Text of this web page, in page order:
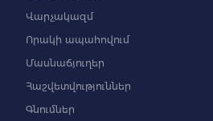
Վարչակազմ
Որակի ապահովում
Մասնաճյուղեր
Հաշվետվություններ
Գնումներ